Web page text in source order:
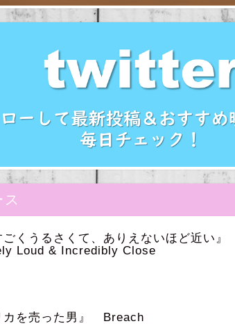
ごくうるさくて、ありえないほど近い』
Loud & Incredibly Close
カを売った男』 Breach